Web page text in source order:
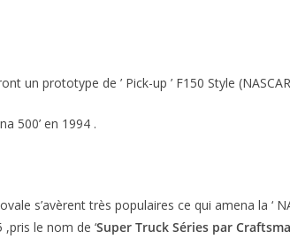
un prototype de ’ Pick-up ’ F150 Style
500’ en 1994 .
s’avèrent très populaires ce qui amena la ‘
le nom de ‘Super Truck Séries par